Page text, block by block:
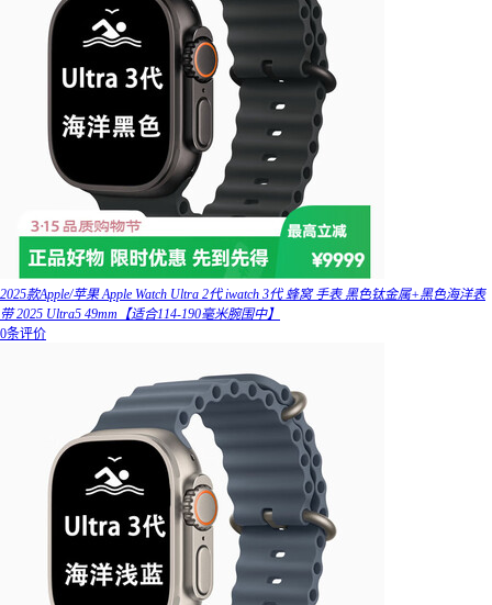
2025款Apple/苹果 Apple Watch Ultra 2代 iwatch 3代 蜂窝 手表 黑色钛金属+黑色海洋表
带 2025 Ultra5 49mm【适合114-190毫米腕围中】
0条评价